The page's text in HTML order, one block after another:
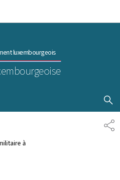
principal
contenu
luxembourgeois
à